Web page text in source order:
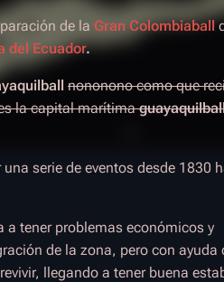
de la Gran Colombiaball
del Ecuador.
nononono como que
la capital marítima
serie de eventos desde 1830
a tener problemas económicos y
de la zona, pero con ayuda
llegando a tener buena